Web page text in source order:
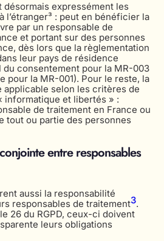
désormais expressément les
l’étranger³ : peut en bénéficier la
par un responsable de
et portant sur des personnes
dès lors que la règlementation
leur pays de résidence
du consentement pour la MR-003
pour la MR-001). Pour le reste, la
applicable selon les critères de
informatique et libertés » :
de traitement en France ou
tout ou partie des personnes
entre responsables
aussi la responsabilité
responsables de traitement3.
26 du RGPD, ceux-ci doivent
leurs obligations